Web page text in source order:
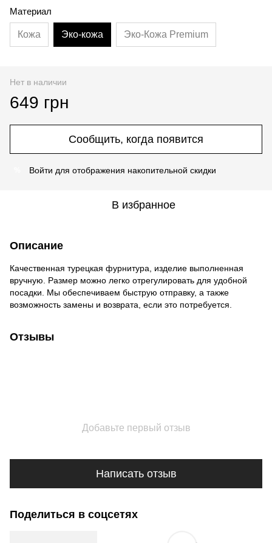
Материал
Кожа Эко-кожа Эко-Кожа Premium
Нет в наличии
649 грн
Сообщить, когда появится
Войти для отображения накопительной скидки
В избранное
Описание
Качественная турецкая фурнитура, изделие выполненная
вручную. Размер можно легко отрегулировать для удобной
посадки. Мы обеспечиваем быструю отправку, а также
возможность замены и возврата, если это потребуется.
Отзывы
Добавьте первый отзыв
Написать отзыв
Поделиться в соцсетях